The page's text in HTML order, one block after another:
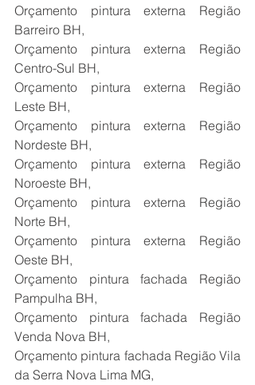
Orçamento pintura externa Região
Barreiro BH,
Orçamento pintura externa Região
Centro-Sul BH,
Orçamento pintura externa Região
Leste BH,
Orçamento pintura externa Região
Nordeste BH,
Orçamento pintura externa Região
Noroeste BH,
Orçamento pintura externa Região
Norte BH,
Orçamento pintura externa Região
Oeste BH,
Orçamento pintura fachada Região
Pampulha BH,
Orçamento pintura fachada Região
Venda Nova BH,
Orçamento pintura fachada Região Vila
da Serra Nova Lima MG,